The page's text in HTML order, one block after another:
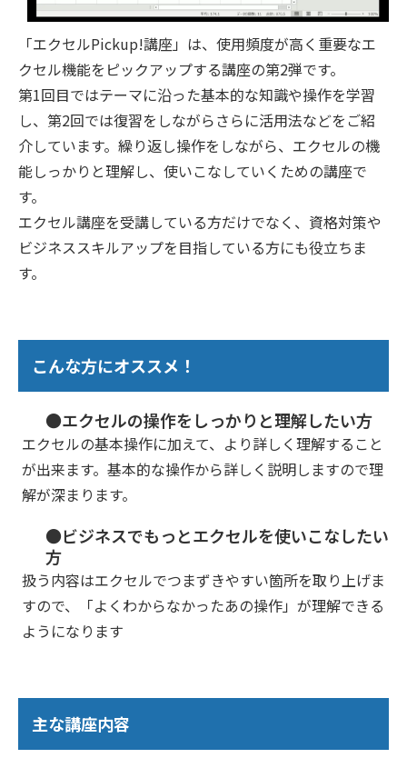
「エクセルPickup!講座」は、使用頻度が高く重要なエ
クセル機能をピックアップする講座の第2弾です。
第1回目ではテーマに沿った基本的な知識や操作を学習
し、第2回では復習をしながらさらに活用法などをご紹
介しています。繰り返し操作をしながら、エクセルの機
能しっかりと理解し、使いこなしていくための講座で
す。
エクセル講座を受講している方だけでなく、資格対策や
ビジネススキルアップを目指している方にも役立ちま
す。
こんな方にオススメ！
●エクセルの操作をしっかりと理解したい方
エクセルの基本操作に加えて、より詳しく理解すること
が出来ます。基本的な操作から詳しく説明しますので理
解が深まります。
●ビジネスでもっとエクセルを使いこなしたい
方
扱う内容はエクセルでつまずきやすい箇所を取り上げま
すので、「よくわからなかったあの操作」が理解できる
ようになります
主な講座内容